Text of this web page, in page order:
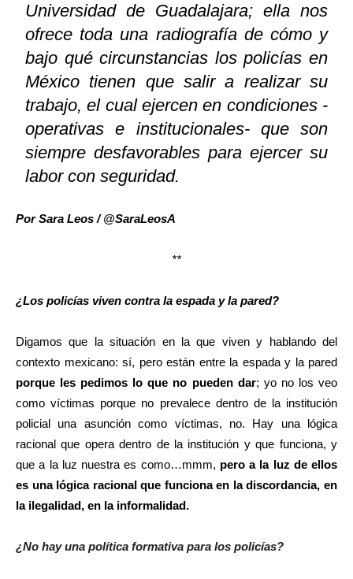
Universidad de Guadalajara; ella nos
ofrece toda una radiografía de cómo y
bajo qué circunstancias los policías en
México tienen que salir a realizar su
trabajo, el cual ejercen en condiciones -
operativas e institucionales- que son
siempre desfavorables para ejercer su
labor con seguridad.
Por Sara Leos / @SaraLeosA
**
¿Los policías viven contra la espada y la pared?
Digamos que la situación en la que viven y hablando del
contexto mexicano: sí, pero están entre la espada y la pared
porque les pedimos lo que no pueden dar; yo no los veo
como víctimas porque no prevalece dentro de la institución
policial una asunción como víctimas, no. Hay una lógica
racional que opera dentro de la institución y que funciona, y
que a la luz nuestra es como…mmm, pero a la luz de ellos
es una lógica racional que funciona en la discordancia, en
la ilegalidad, en la informalidad.
¿No hay una política formativa para los policías?